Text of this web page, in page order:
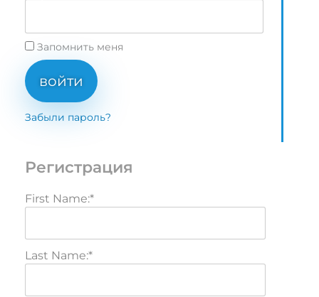
Запомнить меня
войти
Забыли пароль?
Регистрация
First Name:*
Last Name:*